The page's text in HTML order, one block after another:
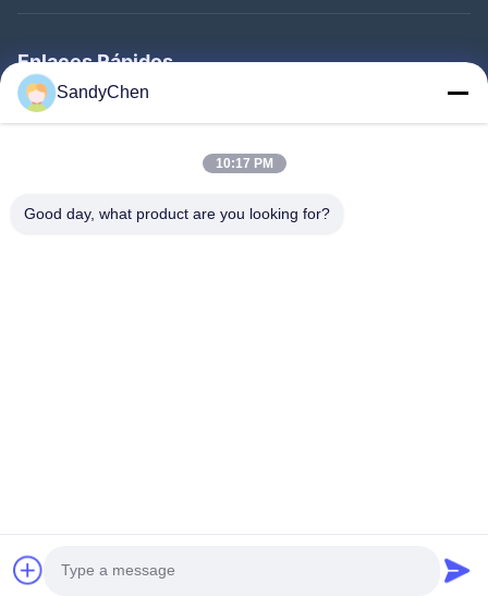
Enlaces Rápidos
Hogar
Sobre Nosotros
©2017- Zhangjiagang HuaDong Boiler Co., Ltd.. Todo. Todos los derechos
SandyChen
10:17 PM
Good day, what product are you looking for?